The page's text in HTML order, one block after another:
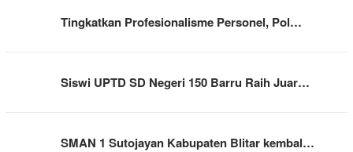
Tingkatkan Profesionalisme Personel, Pol…
Siswi UPTD SD Negeri 150 Barru Raih Juar…
SMAN 1 Sutojayan Kabupaten Blitar kembal…